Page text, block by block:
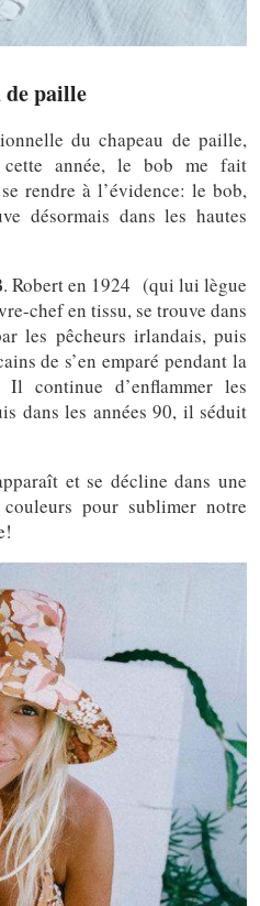
de paille
du chapeau de paille,
année, le bob me fait
rendre à l’évidence: le bob,
désormais dans les hautes
Robert en 1924 (qui lui lègue
chef en tissu, se trouve dans
les pêcheurs irlandais, puis
de s’en emparé pendant la
Il continue d’enflammer les
dans les années 90, il séduit
et se décline dans une
pour sublimer notre